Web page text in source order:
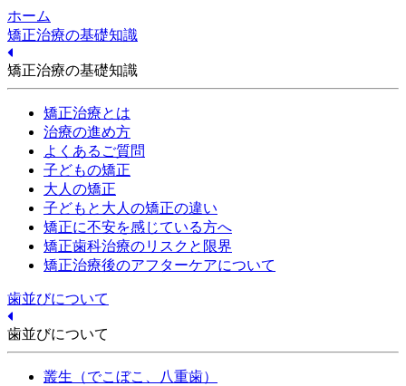
ホーム
矯正治療の基礎知識
矯正治療の基礎知識
矯正治療とは
治療の進め方
よくあるご質問
子どもの矯正
大人の矯正
子どもと大人の矯正の違い
矯正に不安を感じている方へ
矯正歯科治療のリスクと限界
矯正治療後のアフターケアについて
歯並びについて
歯並びについて
叢生（でこぼこ、八重歯）